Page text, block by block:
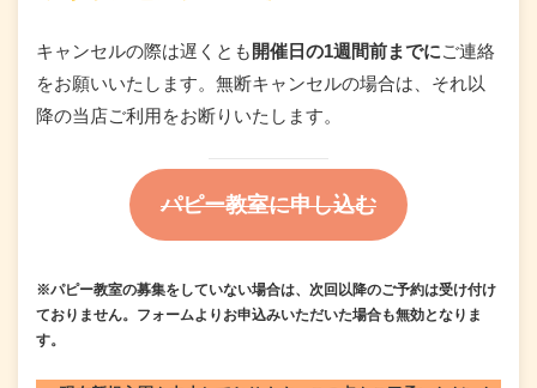
キャンセルの際は遅くとも 開催日の1週間前までにご連絡
をお願いいたします。無断キャンセルの場合は、それ以
降の当店ご利用をお断りいたします。
パピー教室に申し込む
※パピー教室の募集をしていない場合は、次回以降のご予約は受け付け
ておりません。フォームよりお申込みいただいた場合も無効となりま
す。